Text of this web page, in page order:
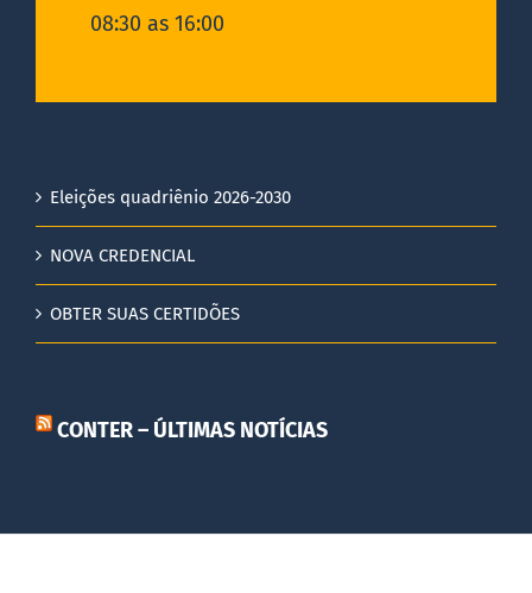
08:30 as 16:00
Eleições quadriênio 2026-2030
NOVA CREDENCIAL
OBTER SUAS CERTIDÕES
CONTER – ÚLTIMAS NOTÍCIAS